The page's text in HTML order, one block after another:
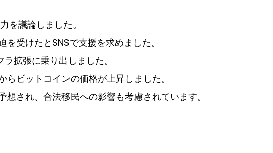
を議論しました。
受けたとSNSで支援を求めました。
拡張に乗り出しました。
ビットコインの価格が上昇しました。
され、合法移民への影響も考慮されています。